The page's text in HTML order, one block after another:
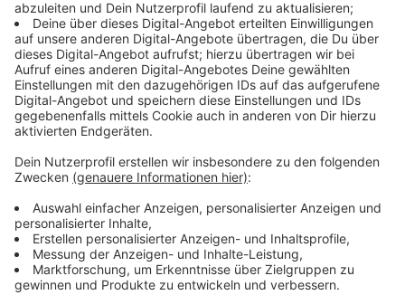
Scannen eines entsprechenden QR-Codes. Es ist quasi
ausgeschlossen, dass auch dieBevölkerung heimlich
überwachtwird. Der Quell-Code der App kann auf der
Plattform "GitHub" transparent eingesehen werden.
Bei etlichen Analysen des Codes wurden keine
Hintertüren oder andere Anomalien entdeckt.
Anzeige
So soll der Akku unserer Smartphones nicht
beeinträchtigt werden
Anzeige